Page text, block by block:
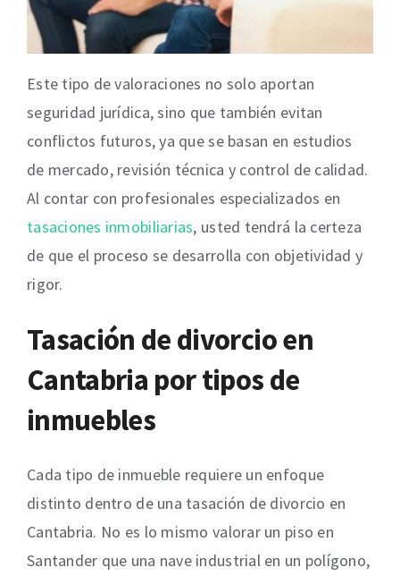
Este tipo de valoraciones no solo aportan
seguridad jurídica, sino que también evitan
conflictos futuros, ya que se basan en estudios
de mercado, revisión técnica y control de calidad.
Al contar con profesionales especializados en
tasaciones inmobiliarias, usted tendrá la certeza
de que el proceso se desarrolla con objetividad y
rigor.
Tasación de divorcio en
Cantabria por tipos de
inmuebles
Cada tipo de inmueble requiere un enfoque
distinto dentro de una tasación de divorcio en
Cantabria. No es lo mismo valorar un piso en
Santander que una nave industrial en un polígono,